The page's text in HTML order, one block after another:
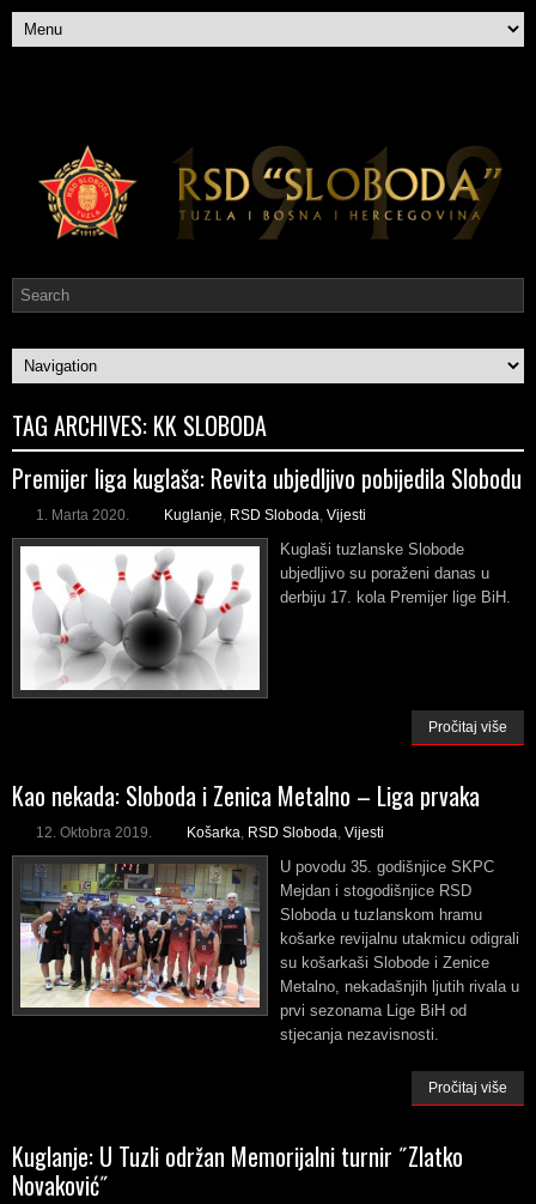
TAG ARCHIVES: KK SLOBODA
Premijer liga kuglaša: Revita ubjedljivo pobijedila Slobodu
1. Marta 2020. Kuglanje RSD Sloboda Vijesti
Kuglaši tuzlanske Slobode
ubjedljivo su poraženi danas u
derbiju 17. kola Premijer lige BiH.
Pročitaj više
Kao nekada: Sloboda i Zenica Metalno – Liga prvaka
12. Oktobra 2019. Košarka RSD Sloboda Vijesti
U povodu 35. godišnjice SKPC
Mejdan i stogodišnjice RSD
Sloboda u tuzlanskom hramu
košarke revijalnu utakmicu odigrali
su košarkaši Slobode i Zenice
Metalno, nekadašnjih ljutih rivala u
prvi sezonama Lige BiH od
stjecanja nezavisnosti.
Pročitaj više
Kuglanje: U Tuzli održan Memorijalni turnir ˝Zlatko
Novaković˝